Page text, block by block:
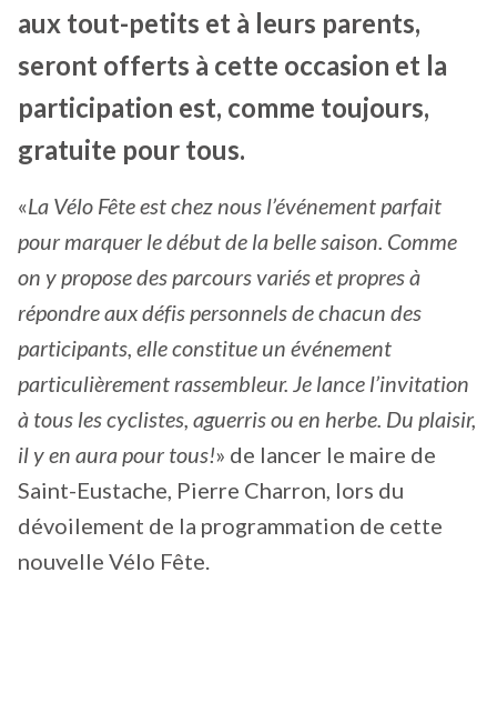
aux tout-petits et à leurs parents,
seront offerts à cette occasion et la
participation est, comme toujours,
gratuite pour tous.
«La Vélo Fête est chez nous l’événement parfait
pour marquer le début de la belle saison. Comme
on y propose des parcours variés et propres à
répondre aux défis personnels de chacun des
participants, elle constitue un événement
particulièrement rassembleur. Je lance l’invitation
à tous les cyclistes, aguerris ou en herbe. Du plaisir,
il y en aura pour tous!» de lancer le maire de
Saint-Eustache, Pierre Charron, lors du
dévoilement de la programmation de cette
nouvelle Vélo Fête.